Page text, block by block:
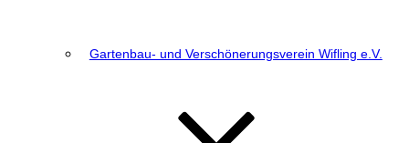
Gartenbau- und Verschönerungsverein Wifling e.V.